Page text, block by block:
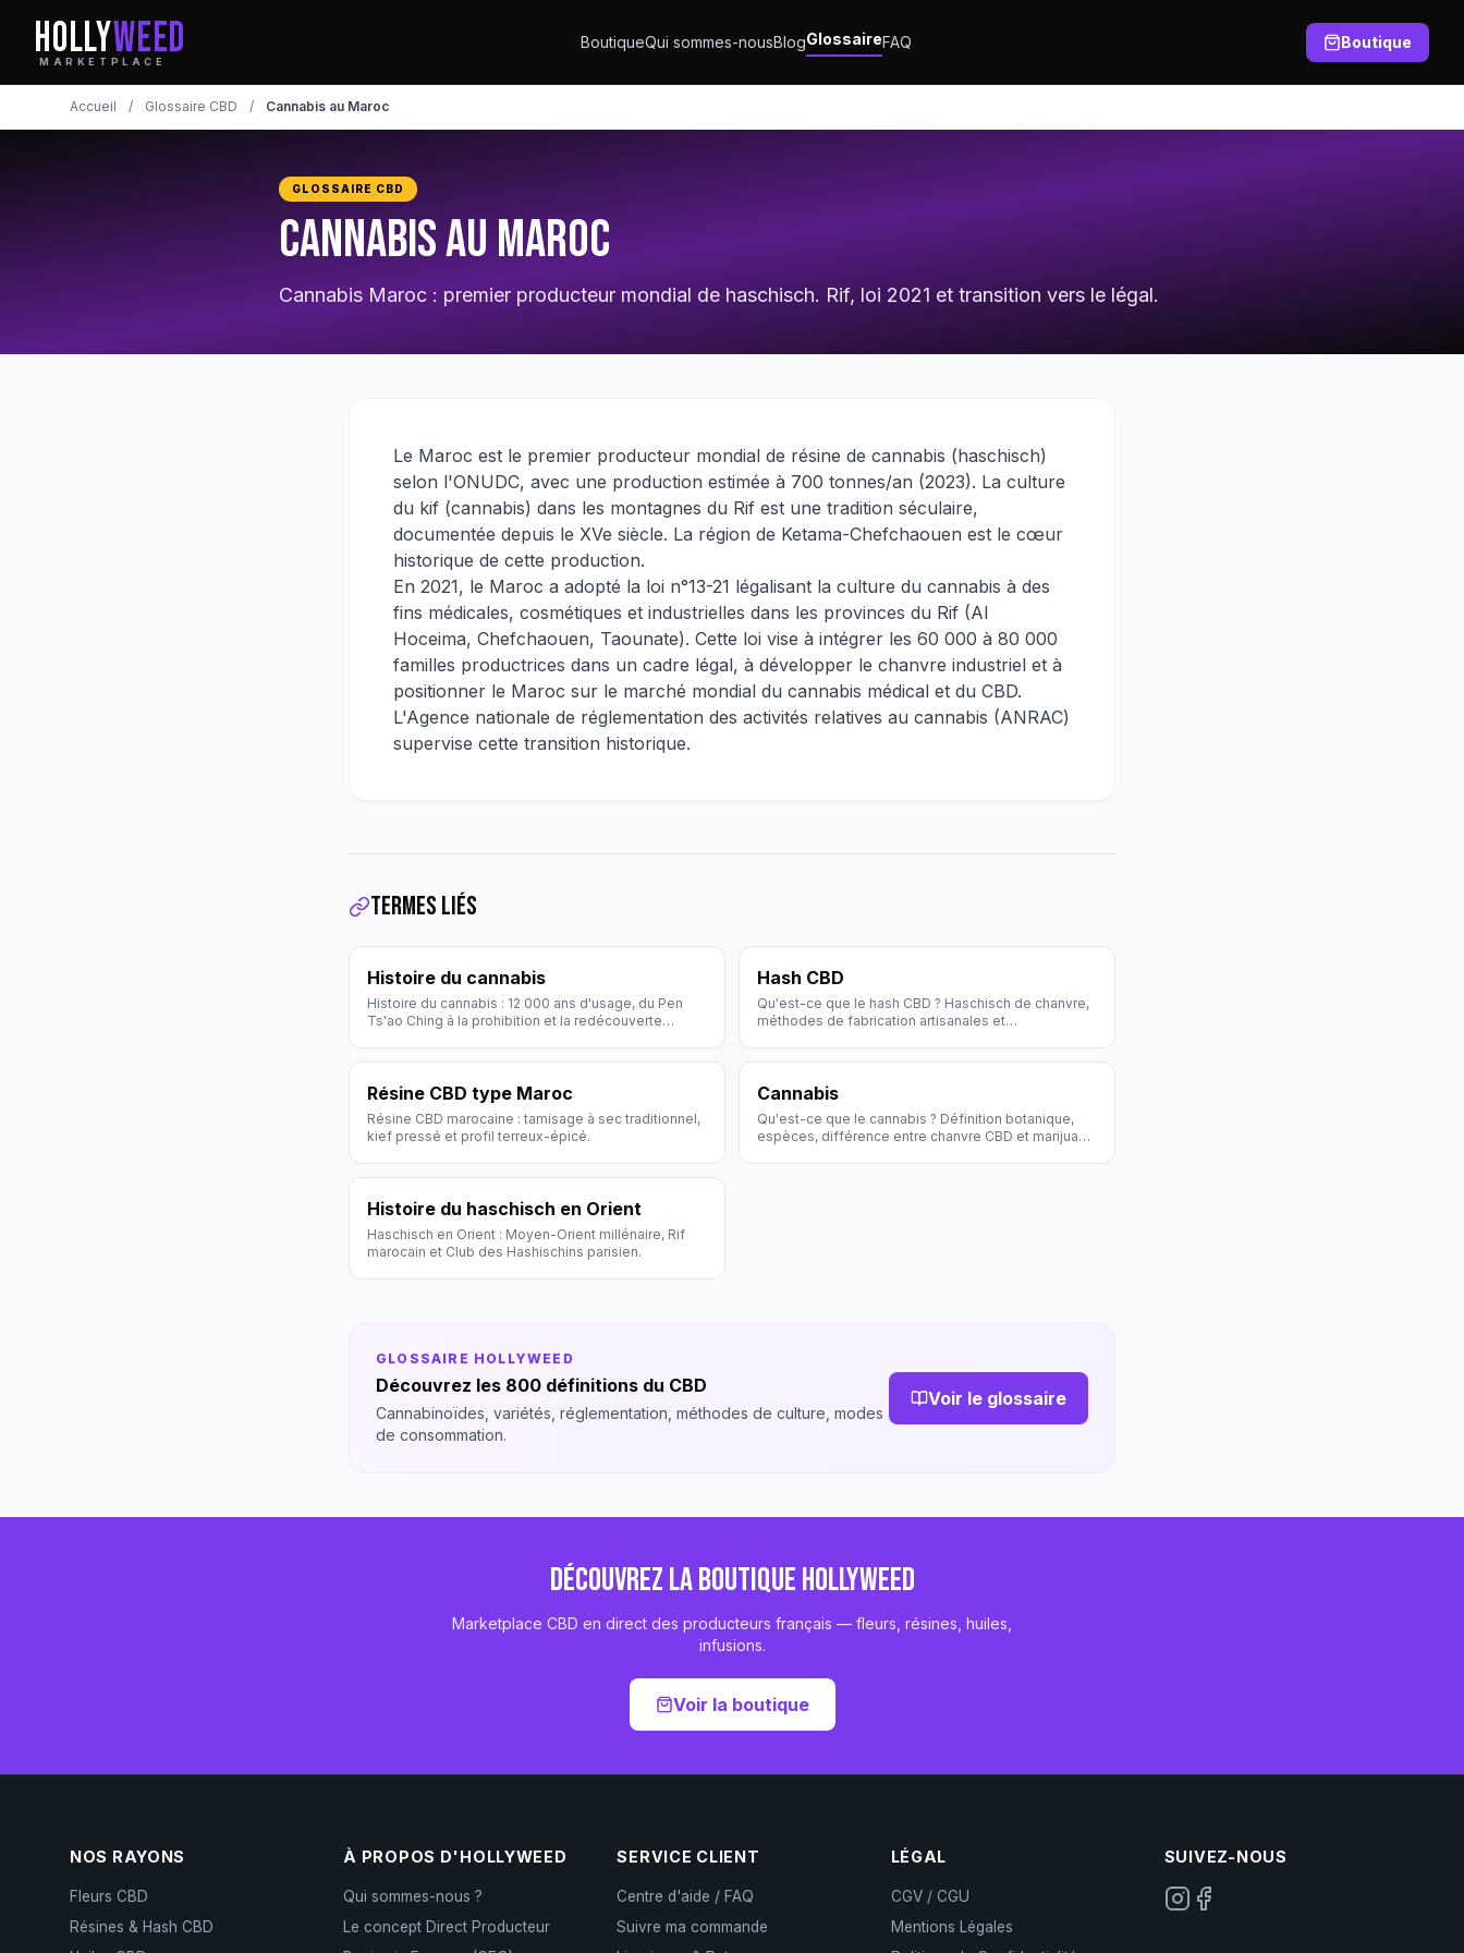
HOLLYWEED
MARKETPLACE
BoutiqueQui sommes-nousBlogGlossaireFAQ Boutique
Accueil / Glossaire CBD / Cannabis au Maroc
GLOSSAIRE CBD
Cannabis au Maroc
Cannabis Maroc : premier producteur mondial de haschisch. Rif, loi 2021 et transition vers le légal.
Le Maroc est le premier producteur mondial de résine de cannabis (haschisch)
selon l'ONUDC, avec une production estimée à 700 tonnes/an (2023). La culture
du kif (cannabis) dans les montagnes du Rif est une tradition séculaire,
documentée depuis le XVe siècle. La région de Ketama-Chefchaouen est le cœur
historique de cette production.
En 2021, le Maroc a adopté la loi n°13-21 légalisant la culture du cannabis à des
fins médicales, cosmétiques et industrielles dans les provinces du Rif (Al
Hoceima, Chefchaouen, Taounate). Cette loi vise à intégrer les 60 000 à 80 000
familles productrices dans un cadre légal, à développer le chanvre industriel et à
positionner le Maroc sur le marché mondial du cannabis médical et du CBD.
L'Agence nationale de réglementation des activités relatives au cannabis (ANRAC)
supervise cette transition historique.
Termes liés
Histoire du cannabis
Histoire du cannabis : 12 000 ans d'usage, du Pen
Ts'ao Ching à la prohibition et la redécouverte
Hash CBD
Qu'est-ce que le hash CBD ? Haschisch de chanvre,
méthodes de fabrication artisanales et
Résine CBD type Maroc
Résine CBD marocaine : tamisage à sec traditionnel,
kief pressé et profil terreux-épicé.
Cannabis
Qu'est-ce que le cannabis ? Définition botanique,
espèces, différence entre chanvre CBD et marijuana.
Histoire du haschisch en Orient
Haschisch en Orient : Moyen-Orient millénaire, Rif
marocain et Club des Hashischins parisien.
GLOSSAIRE HOLLYWEED
Découvrez les 800 définitions du CBD
Cannabinoïdes, variétés, réglementation, méthodes de culture, modes
de consommation.
Voir le glossaire
DÉCOUVREZ LA BOUTIQUE HOLLYWEED
Marketplace CBD en direct des producteurs français — fleurs, résines, huiles,
infusions.
Voir la boutique
NOS RAYONS
Fleurs CBD
Résines & Hash CBD
À PROPOS D'HOLLYWEED
Qui sommes-nous ?
Le concept Direct Producteur
SERVICE CLIENT
Centre d'aide / FAQ
Suivre ma commande
LÉGAL
CGV / CGU
Mentions Légales
SUIVEZ-NOUS